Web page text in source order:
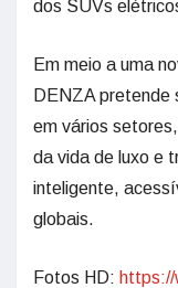
dos SUVs
Em meio a uma
DENZA pretende
em vários
da vida de luxo e
inteligente,
globais.
Fotos HD: